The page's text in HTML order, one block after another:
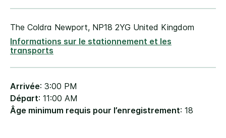
The Coldra Newport, NP18 2YG United Kingdom
Informations sur le stationnement et les
transports
Arrivée: 3:00 PM
Départ: 11:00 AM
Âge minimum requis pour l’enregistrement: 18